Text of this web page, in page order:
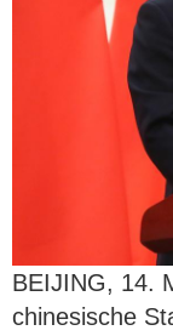
BEIJING, 14.
chinesische